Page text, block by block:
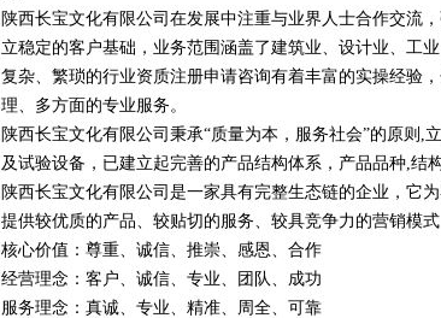
陕西长宝文化有限公司在发展中注重与业界人士合作交流
立稳定的客户基础，业务范围涵盖了建筑业、设计业、工
复杂、繁琐的行业资质注册申请咨询有着丰富的实操经验
理、多方面的专业服务。
陕西长宝文化有限公司秉承“质量为本，服务社会”的原则,
及试验设备，已建立起完善的产品结构体系，产品品种,结
陕西长宝文化有限公司是一家具有完整生态链的企业，它
提供较优质的产品、较贴切的服务、较具竞争力的营销模式
核心价值：尊重、诚信、推崇、感恩、合作
经营理念：客户、诚信、专业、团队、成功
服务理念：真诚、专业、精准、周全、可靠